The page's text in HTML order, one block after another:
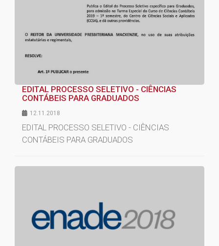
EDITAL PROCESSO SELETIVO - CIÊNCIAS
CONTÁBEIS PARA GRADUADOS
12.11.2018
EDITAL PROCESSO SELETIVO - CIÊNCIAS
CONTÁBEIS PARA GRADUADOS